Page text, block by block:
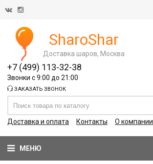
SharoShar
Доставка шаров, Москва
+7 (499) 113-32-38
Звонки с 9:00 до 21:00
ЗАКАЗАТЬ ЗВОНОК
Доставка и оплата Контакты О компании
МЕНЮ